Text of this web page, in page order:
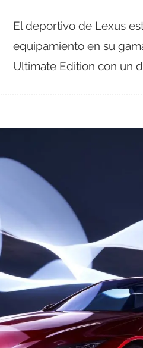
El deportivo de Lexus
equipamiento en su
Ultimate Edition con un